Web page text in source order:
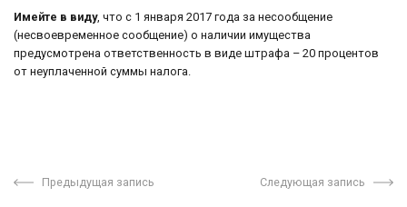
Имейте в виду, что с 1 января 2017 года за несообщение
(несвоевременное сообщение) о наличии имущества
предусмотрена ответственность в виде штрафа – 20 процентов
от неуплаченной суммы налога.
Предыдущая запись Следующая запись